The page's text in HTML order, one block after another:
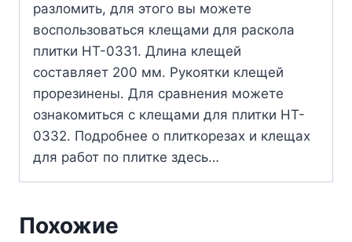
разломить, для этого вы можете
воспользоваться клещами для раскола
плитки HT-0331. Длина клещей
составляет 200 мм. Рукоятки клещей
прорезинены. Для сравнения можете
ознакомиться с клещами для плитки HT-
0332. Подробнее о плиткорезах и клещах
для работ по плитке здесь…
Похожие